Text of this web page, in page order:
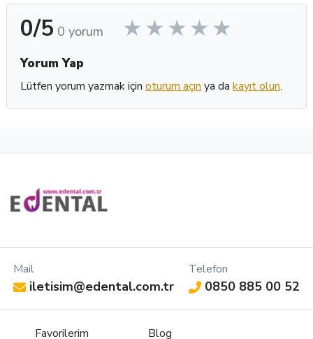
0/5 0 yorum
Yorum Yap
Lütfen yorum yazmak içinoturum açın ya dakayıt olun.
Mail
iletisim@edental.com.tr
Telefon
0850 885 00 52
Favorilerim
Blog